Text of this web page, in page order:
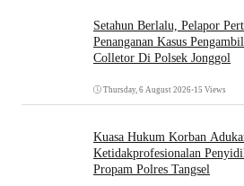
Setahun Berlalu, Pelapor
Penanganan Kasus
Colletor Di Polsek Jonggol
Thursday, 6 August 2026•15 Views
Kuasa Hukum Korban
Ketidakprofesionalan
Propam Polres Tangsel